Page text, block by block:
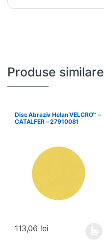
Produse similare
Disc Abraziv Helan VELCRO™ –
CATALFER – 27910081
113,06 lei